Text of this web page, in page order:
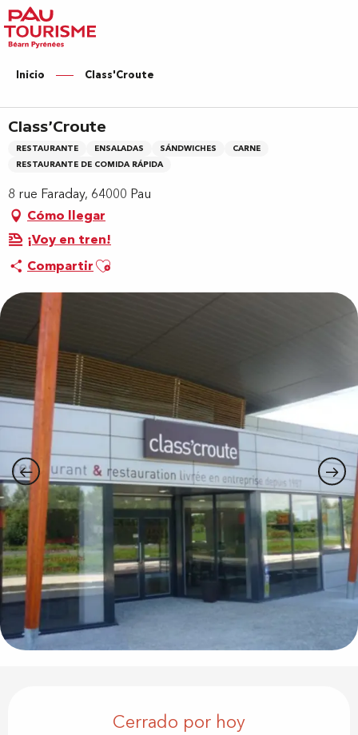
Aller
au
contenu
principal
Inicio Class'Croute
Class'Croute
RESTAURANTE ENSALADAS SÁNDWICHES
CARNE
RESTAURANTE DE COMIDA RÁPIDA
8 rue Faraday, 64000 Pau
Cómo llegar
¡Voy en tren!
CompartirAjouter aux favoris
Cerrado por hoy